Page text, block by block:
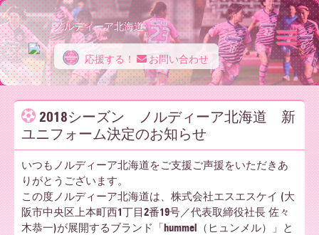
ノ
ル
デ
ノルディーア北海道
応援する！ お問い合わせ
2018シーズン ノルディーア北海道 新
ユニフォーム決定のお知らせ
いつもノルディーア北海道をご支援ご声援をいただきあ
りがとうございます。
この度ノルディーア北海道は、株式会社エスエスケイ (大
阪市中央区上本町西1丁目2番19号／代表取締役社長 佐々
木恭一)が展開するブランド「hummel（ヒュンメル）」と